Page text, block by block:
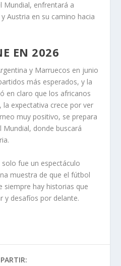
Mundial, enfrentará a
Austria en su camino hacia
EN 2026
y Marruecos en junio
más esperados, y la
en claro que los africanos
expectativa crece por ver
muy positivo, se prepara
Mundial, donde buscará
fue un espectáculo
muestra de que el fútbol
siempre hay historias que
y desafíos por delante.